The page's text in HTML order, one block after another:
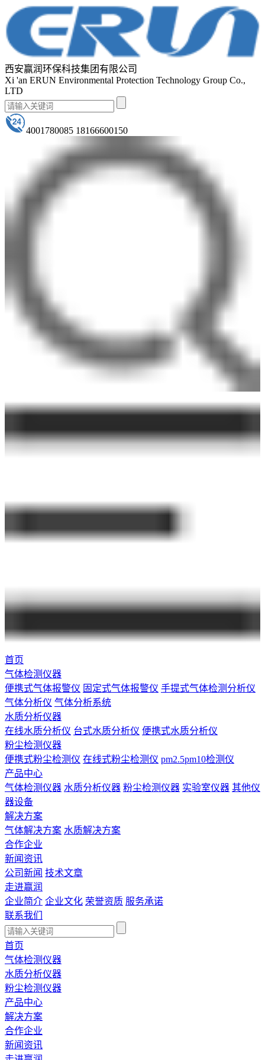
西安赢润环保科技集团有限公司
Xi 'an ERUN Environmental Protection Technology Group Co.,
LTD
4001780085 18166600150
首页
气体检测仪器
便携式气体报警仪 固定式气体报警仪 手提式气体检测分析仪
气体分析仪 气体分析系统
水质分析仪器
在线水质分析仪 台式水质分析仪 便携式水质分析仪
粉尘检测仪器
便携式粉尘检测仪 在线式粉尘检测仪 pm2.5pm10检测仪
产品中心
气体检测仪器 水质分析仪器 粉尘检测仪器 实验室仪器 其他仪
器设备
解决方案
气体解决方案 水质解决方案
合作企业
新闻资讯
公司新闻 技术文章
走进赢润
企业简介 企业文化 荣誉资质 服务承诺
联系我们
首页
气体检测仪器
水质分析仪器
粉尘检测仪器
产品中心
解决方案
合作企业
新闻资讯